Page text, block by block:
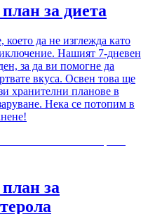
за диета
да не изглежда като
Нашият 7-дневен
за да ви помогне да
вкуса. Освен това ще
хранителни планове в
Нека се потопим в
за